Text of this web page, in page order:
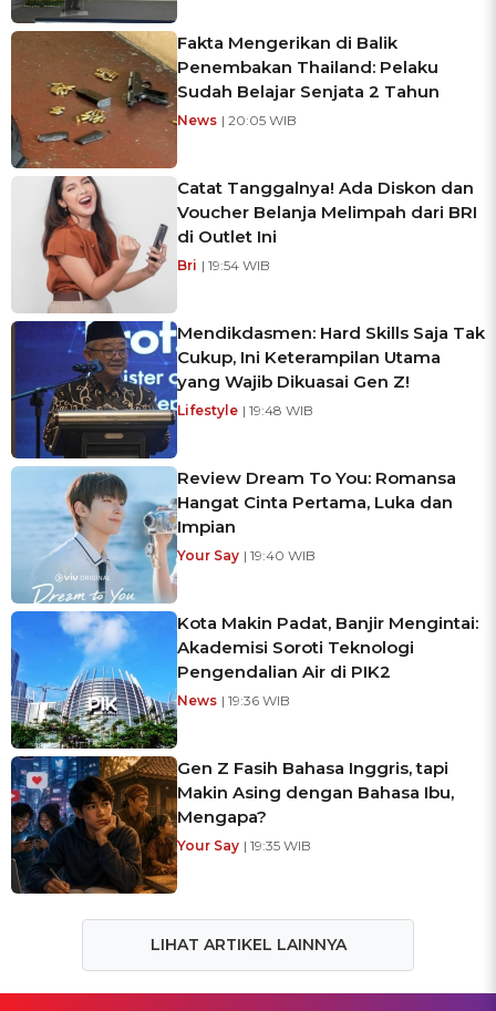
Fakta Mengerikan di Balik
Penembakan Thailand: Pelaku
Sudah Belajar Senjata 2 Tahun
News | 20:05 WIB
Catat Tanggalnya! Ada Diskon dan
Voucher Belanja Melimpah dari BRI
di Outlet Ini
Bri | 19:54 WIB
Mendikdasmen: Hard Skills Saja Tak
Cukup, Ini Keterampilan Utama
yang Wajib Dikuasai Gen Z!
Lifestyle | 19:48 WIB
Review Dream To You: Romansa
Hangat Cinta Pertama, Luka dan
Impian
Your Say | 19:40 WIB
Kota Makin Padat, Banjir Mengintai:
Akademisi Soroti Teknologi
Pengendalian Air di PIK2
News | 19:36 WIB
Gen Z Fasih Bahasa Inggris, tapi
Makin Asing dengan Bahasa Ibu,
Mengapa?
Your Say | 19:35 WIB
LIHAT ARTIKEL LAINNYA